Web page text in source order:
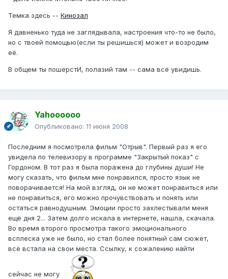
Темка здесь -- Кинозал
Я давненько туда не заглядывала, настроения что-то не было,
но с твоей помощью(если ты решишься) может и возродим
её.
В общем ты пошерстИ, полазий там -- сама всё увидишь.
Yahoooooo
Опубликовано: 11 июня 2008
Последним я посмотрела фильм "Отрыв". Первый раз я его
увидела по телевизору в программе "Закрытый показ" с
Гордоном. В тот раз я была поражена до глубины души! Не
могу сказать, что фильм мне понравился, просто язык не
поворачивается! На мой взгляд, он не может понравиться или
не понравиться, его можно прочувствовать и понять или
остаться равнодушным. Эмоции просто захлестывали меня
ещё дня 2... Затем долго искала в интернете, нашла, скачала.
Во время второго просмотра такого эмоционального
всплеска уже не было, но стал более понятный сам сюжет,
всё встала на свои места. Ссылку, к сожалению найти
сейчас не могу